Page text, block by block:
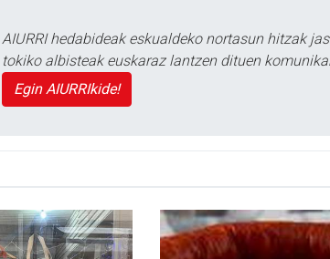
AIURRI hedabideak eskualdeko nortasun hitzak
tokiko albisteak euskaraz lantzen dituen
Egin AIURRIkide!